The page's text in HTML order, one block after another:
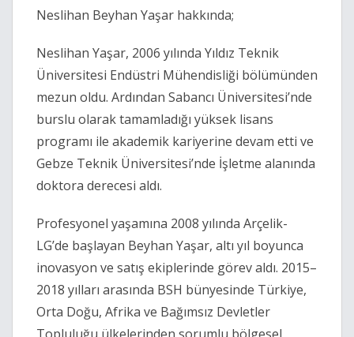
Neslihan Beyhan Yaşar hakkında;
Neslihan Yaşar, 2006 yılında Yıldız Teknik
Üniversitesi Endüstri Mühendisliği bölümünden
mezun oldu. Ardından Sabancı Üniversitesi’nde
burslu olarak tamamladığı yüksek lisans
programı ile akademik kariyerine devam etti ve
Gebze Teknik Üniversitesi’nde İşletme alanında
doktora derecesi aldı.
Profesyonel yaşamına 2008 yılında Arçelik-
LG’de başlayan Beyhan Yaşar, altı yıl boyunca
inovasyon ve satış ekiplerinde görev aldı. 2015–
2018 yılları arasında BSH bünyesinde Türkiye,
Orta Doğu, Afrika ve Bağımsız Devletler